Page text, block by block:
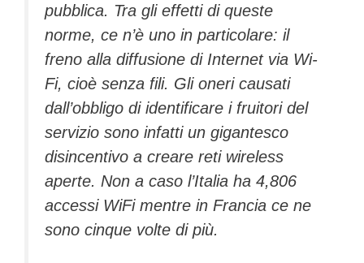
pubblica. Tra gli effetti di queste
norme, ce n’è uno in particolare: il
freno alla diffusione di Internet via Wi-
Fi, cioè senza fili. Gli oneri causati
dall’obbligo di identificare i fruitori del
servizio sono infatti un gigantesco
disincentivo a creare reti wireless
aperte. Non a caso l’Italia ha 4,806
accessi WiFi mentre in Francia ce ne
sono cinque volte di più.